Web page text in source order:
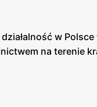
w
na terenie